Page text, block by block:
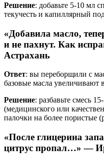
Решение: добавьте 5-10 мл
текучесть и капиллярный
«Добавила масло,
и не пахнут. Как
Астрахань
Ответ: вы переборщили с
базовые масла увеличивают
Решение: разбавьте смесь
(медицинского или
палочки на более пористые
«После глицерина
цитрус пропал…» —